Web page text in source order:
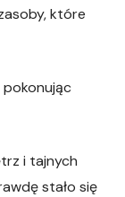
które
pokonując
i tajnych
stało się